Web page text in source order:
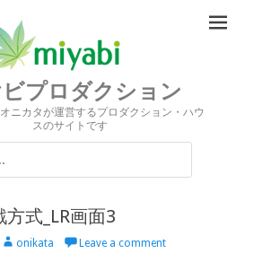
ビプロダクション
ニカタが運営するプロダクション・ハウ
スのサイトです
式_LR画面3
Authoronikata Leave a comment